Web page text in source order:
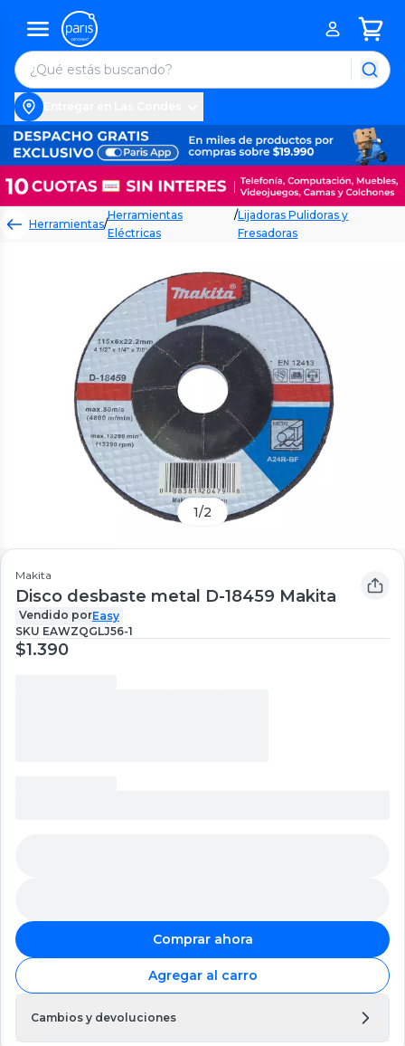
Herramientas/
Herramientas
Eléctricas
/Lijadoras Pulidoras y
Fresadoras
1/2
Makita
Disco desbaste metal D-18459 Makita
Vendido porEasy
SKU EAWZQGLJ56-1
$1.390
Comprar ahora
Agregar al carro
Cambios y devoluciones